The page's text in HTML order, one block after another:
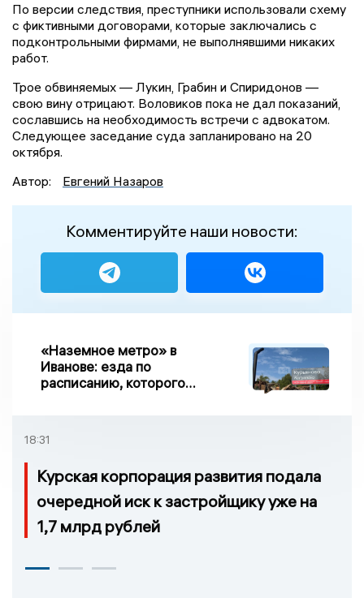
По версии следствия, преступники использовали схему
с фиктивными договорами, которые заключались с
подконтрольными фирмами, не выполнявшими никаких
работ.
Трое обвиняемых — Лукин, Грабин и Спиридонов —
свою вину отрицают. Воловиков пока не дал показаний,
сославшись на необходимость встречи с адвокатом.
Следующее заседание суда запланировано на 20
октября.
Автор:
Евгений Назаров
Комментируйте наши новости:
«Наземное метро» в
Иванове: езда по
расписанию, которого
18:31
Курская корпорация развития подала
очередной иск к застройщику уже на
1,7 млрд рублей